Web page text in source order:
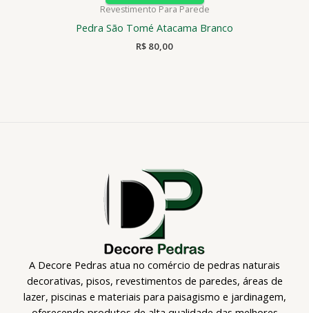
Revestimento Para Parede
Pedra São Tomé Atacama Branco
R$ 80,00
A Decore Pedras atua no comércio de pedras naturais
decorativas, pisos, revestimentos de paredes, áreas de
lazer, piscinas e materiais para paisagismo e jardinagem,